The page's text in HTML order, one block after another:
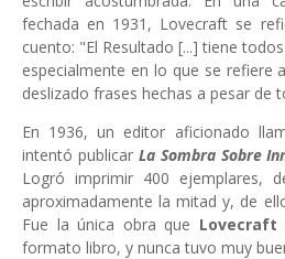
fechada en 1931, Lovecraft se
cuento: "El Resultado [...] tiene
especialmente en lo que se refiere
deslizado frases hechas a pesar de
En 1936, un editor aficionado
intentó publicar La Sombra Sobre
Logró imprimir 400 ejemplares,
aproximadamente la mitad y, de
Fue la única obra que Lovecraft
formato libro, y nunca tuvo muy